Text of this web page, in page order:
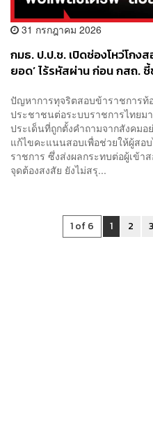
31 กรกฎาคม 2026
กมธ. ป.ป.ช. เปิดช่องโหว่โก
ยอด’ ไร้รหัสผ่าน ก่อน กสถ.
ปัญหาการทุจริตสอบข้าราชการ
ประชาชนต่อระบบราชการไทยม
ประเด็นที่ถูกตั้งคำถามจากสังคมอ
แก้ไขคะแนนสอบเพื่อช่วยให้ผู้สอ
ราชการ ซึ่งส่งผลกระทบต่อผู้เข้
จุดต้องสงสัย ยังไม่สรุ...
1 of 6 1 2 3